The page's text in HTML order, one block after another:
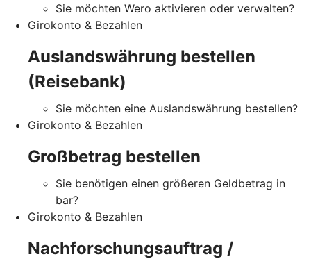
Sie möchten Wero aktivieren oder verwalten?
Girokonto & Bezahlen
Auslandswährung bestellen
(Reisebank)
Sie möchten eine Auslandswährung bestellen?
Girokonto & Bezahlen
Großbetrag bestellen
Sie benötigen einen größeren Geldbetrag in
bar?
Girokonto & Bezahlen
Nachforschungsauftrag /